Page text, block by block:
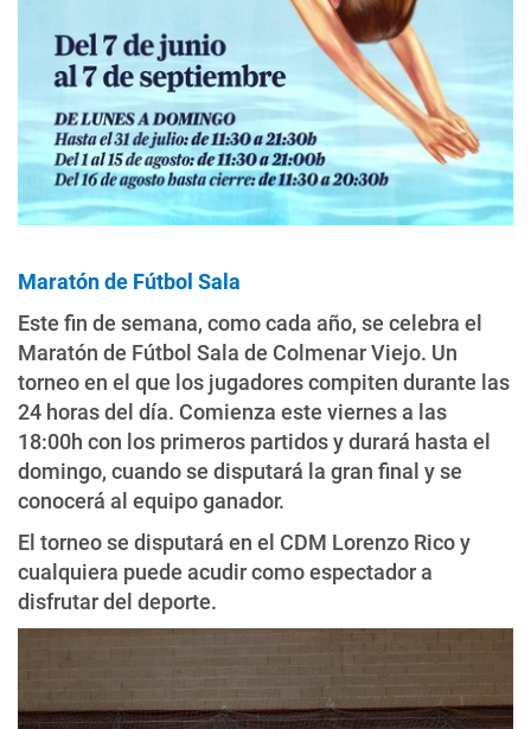
Maratón de Fútbol Sala
Este fin de semana, como cada año, se celebra el
Maratón de Fútbol Sala de Colmenar Viejo. Un
torneo en el que los jugadores compiten durante las
24 horas del día. Comienza este viernes a las
18:00h con los primeros partidos y durará hasta el
domingo, cuando se disputará la gran final y se
conocerá al equipo ganador.
El torneo se disputará en el CDM Lorenzo Rico y
cualquiera puede acudir como espectador a
disfrutar del deporte.